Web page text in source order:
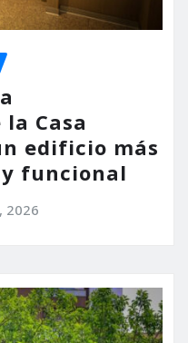
Casa
edificio más
funcional
2026